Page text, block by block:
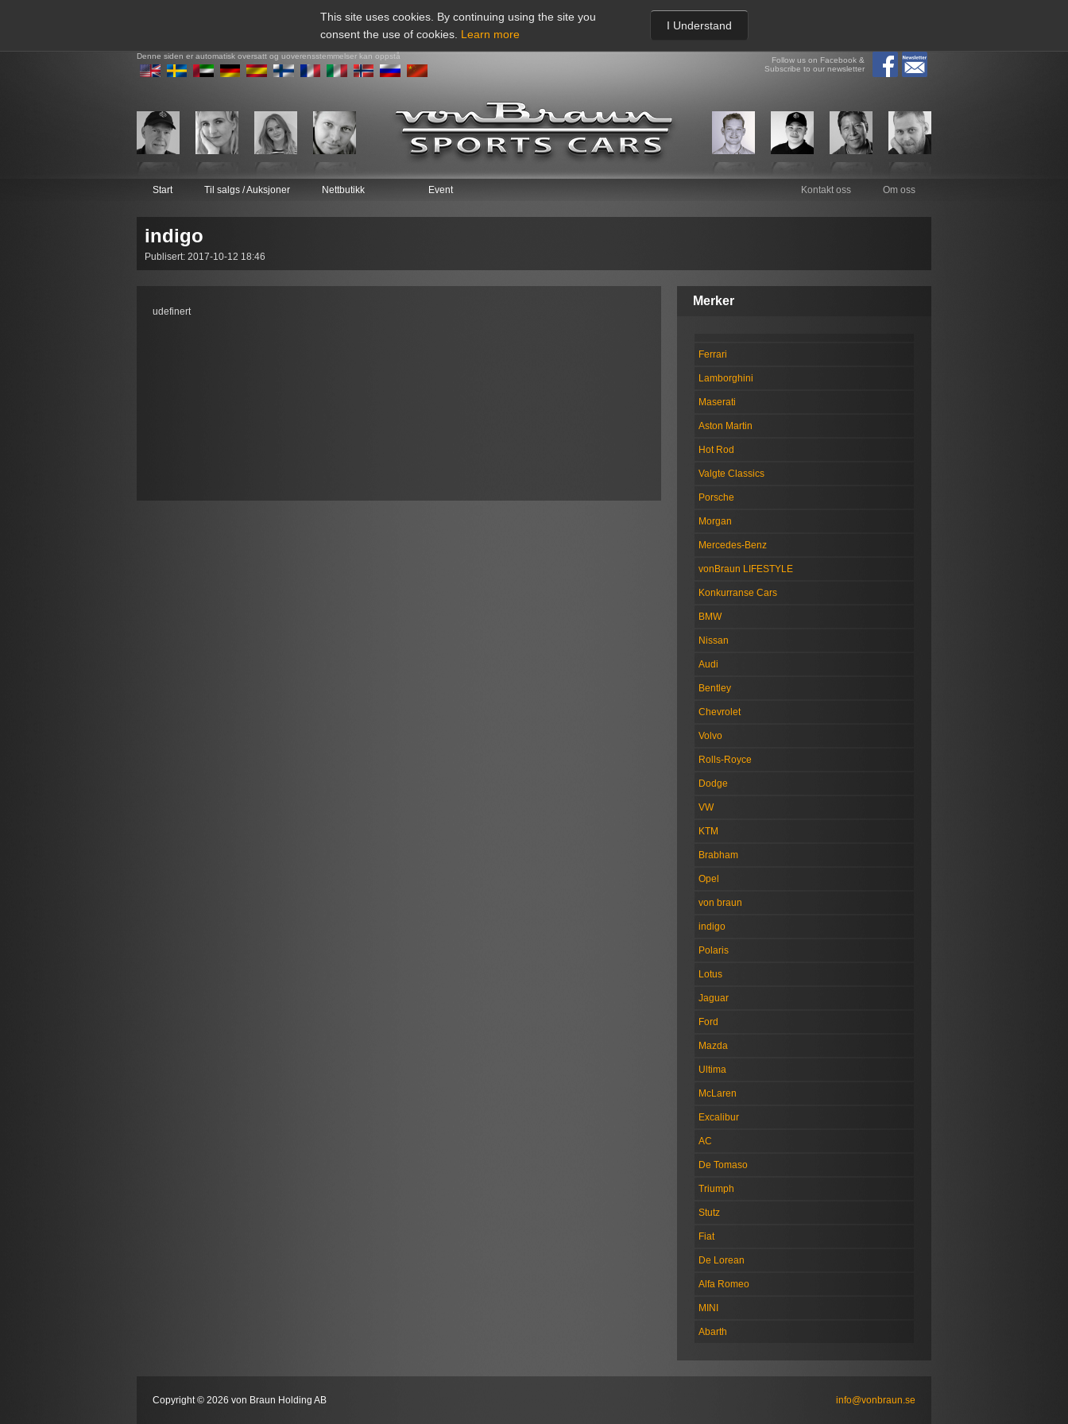
This site uses cookies. By continuing using the site you
consent the use of cookies. Learn more
I Understand
Denne siden er automatisk oversatt og uoverensstemmelser kan oppstå
Follow us on Facebook &
Subscribe to our newsletter
Start Til salgs / Auksjoner Nettbutikk Event Kontakt oss Om oss
indigo
Publisert: 2017-10-12 18:46
udefinert
Merker
Ferrari
Lamborghini
Maserati
Aston Martin
Hot Rod
Valgte Classics
Porsche
Morgan
Mercedes-Benz
vonBraun LIFESTYLE
Konkurranse Cars
BMW
Nissan
Audi
Bentley
Chevrolet
Volvo
Rolls-Royce
Dodge
VW
KTM
Brabham
Opel
von braun
indigo
Polaris
Lotus
Jaguar
Ford
Mazda
Ultima
McLaren
Excalibur
AC
De Tomaso
Triumph
Stutz
Fiat
De Lorean
Alfa Romeo
MINI
Abarth
Copyright © 2026 von Braun Holding AB info@vonbraun.se